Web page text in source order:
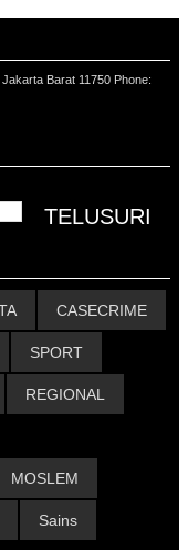
Barat 11750 Phone:
CASECRIME
SPORT
REGIONAL
MOSLEM
Sains